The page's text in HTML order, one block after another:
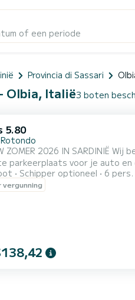
of een periode
Provincia di Sassari
Olbia, Italië3 boten
5.80
Wij bevinden ons in Porto Rotondo, in het hart van de Costa Smeralda, hier vind je ook een
parkeerplaats voor je auto en
rubberboot vind je: - Douche -
De brandstofkosten zijn
Schipper optioneel 6 pers.
vergunning